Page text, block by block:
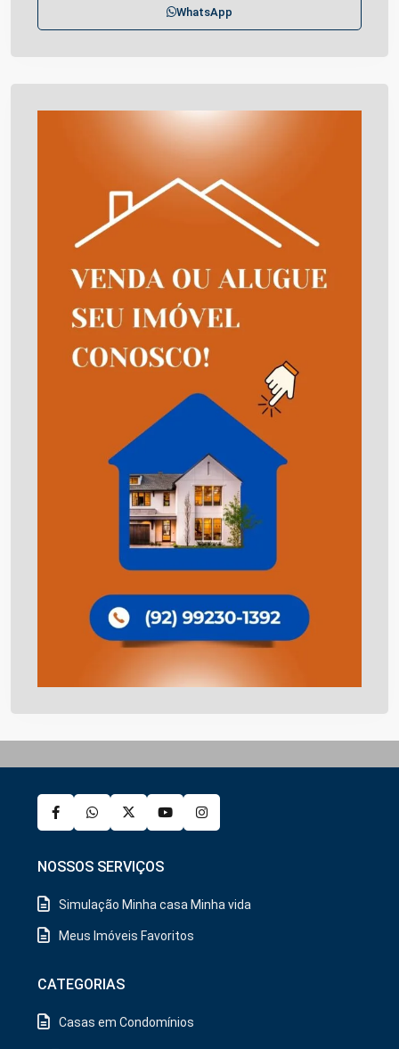
WhatsApp
NOSSOS SERVIÇOS
Simulação Minha casa Minha vida
Meus Imóveis Favoritos
CATEGORIAS
Casas em Condomínios